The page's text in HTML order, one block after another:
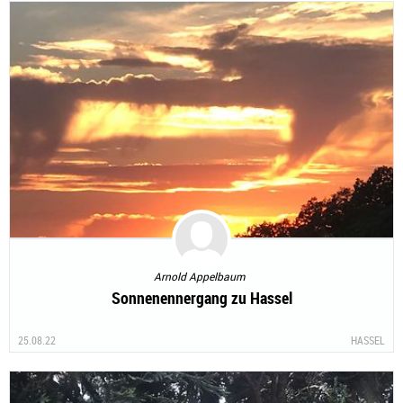
Arnold Appelbaum
Sonnenennergang zu Hassel
25.08.22 HASSEL